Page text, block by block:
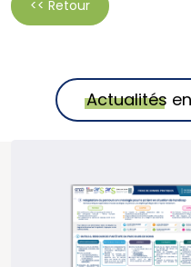
<< Retour
Actualités